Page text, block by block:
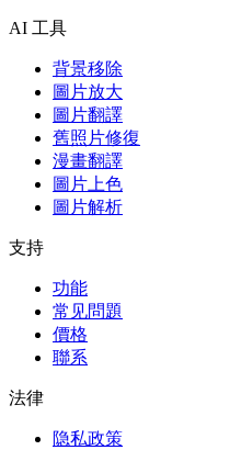
AI 工具
背景移除
圖片放大
圖片翻譯
舊照片修復
漫畫翻譯
圖片上色
圖片解析
支持
功能
常见問題
價格
聯系
法律
隐私政策